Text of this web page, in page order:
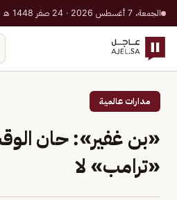
الجمعة، 7 أغسطس 2026 · 24 صفر 1448 هـ
مدارات عالمية
«بن غفير»: حان
«ترامب» لا